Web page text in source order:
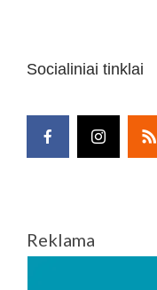
Socialiniai tinklai
Reklama